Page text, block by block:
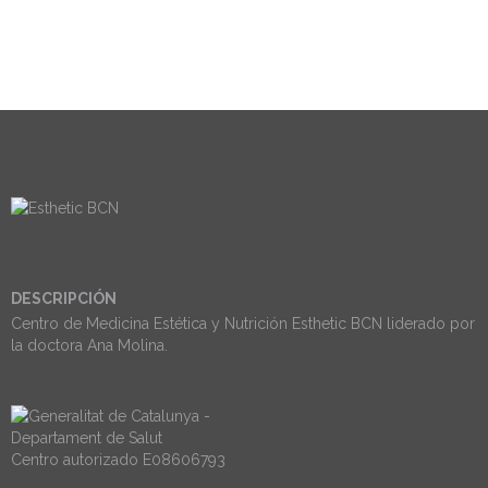
DESCRIPCIÓN
Centro de Medicina Estética y Nutrición Esthetic BCN liderado por
la doctora Ana Molina.
Centro autorizado E08606793